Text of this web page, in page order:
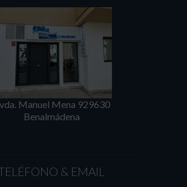
Manuel Mena 929630
Benalmádena
& EMAIL